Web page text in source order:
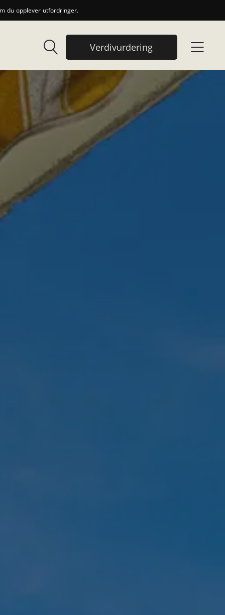
du opplever utfordringer.
Verdivurdering